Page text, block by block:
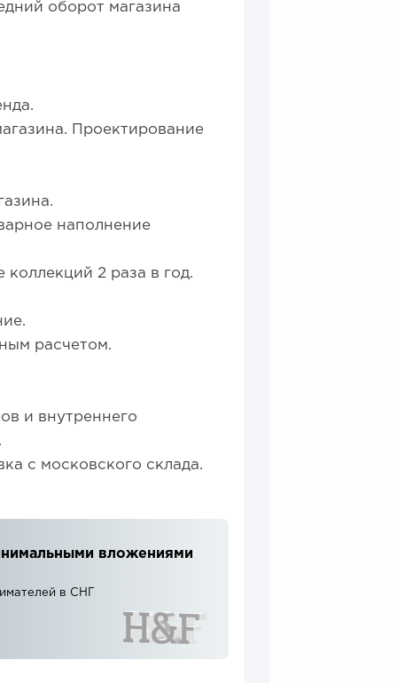
оборот магазина
Проектирование
наполнение
2 раза в год.
расчетом.
и внутреннего
с московского склада.
вложениями
в СНГ